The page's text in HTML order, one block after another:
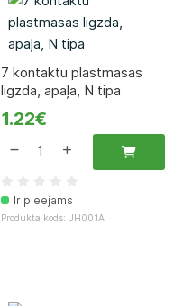
7 kontaktu plastmasas
ligzda, apaļa, N tipa
1.22€
Ir pieejams
Produkta kods: JH001A